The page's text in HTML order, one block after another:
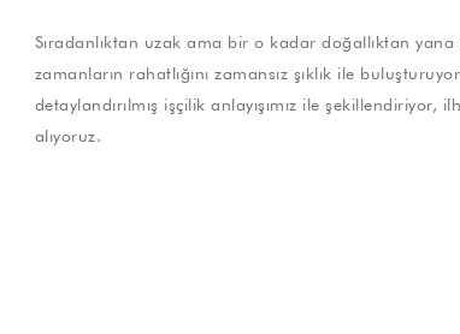
Sıradanlıktan uzak ama bir o kadar doğallıktan
zamanların rahatlığını zamansız şıklık ile
detaylandırılmış işçilik anlayışımız ile şekillendiriyor,
alıyoruz.